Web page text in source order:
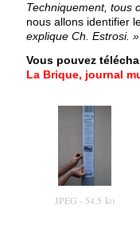
Techniquement, tous
nous allons identifier
explique Ch. Estrosi. »
Vous pouvez
La Brique, journal
JPEG - 54.5 ko